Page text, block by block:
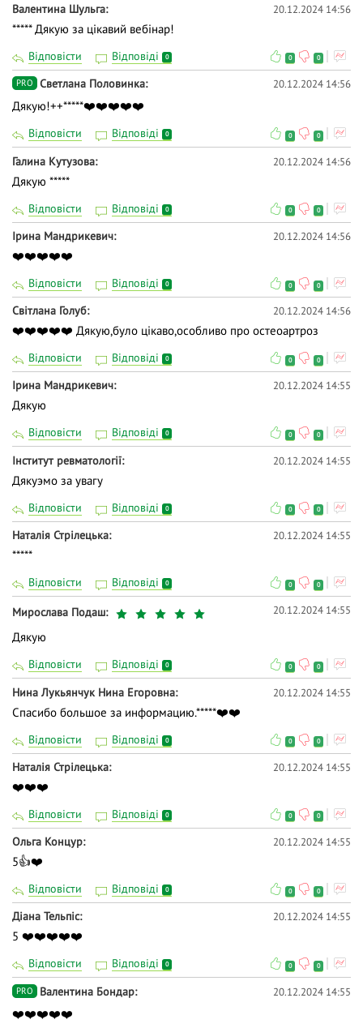
Валентина Шульга 20.12.2024 14:56
***** Дякую за цікавий вебінар!
Відповісти Відповіді 0 0 0
PRO Светлана Половинка 20.12.2024 14:56
Дякую!++*****❤️❤️❤️❤️❤️
Відповісти Відповіді 0 0 0
Галина Кутузова 20.12.2024 14:56
Дякую *****
Відповісти Відповіді 0 0 0
Ірина Мандрикевич 20.12.2024 14:56
❤️❤️❤️❤️❤️
Відповісти Відповіді 0 0 0
Світлана Голуб 20.12.2024 14:56
❤️❤️❤️❤️❤️ Дякую,було цікаво,особливо про остеоартроз
Відповісти Відповіді 0 0 0
Ірина Мандрикевич 20.12.2024 14:55
Дякую
Відповісти Відповіді 0 0 0
Інститут ревматології 20.12.2024 14:55
Дякуэмо за увагу
Відповісти Відповіді 0 0 0
Наталія Стрілецька 20.12.2024 14:55
*****
Відповісти Відповіді 0 0 0
Мирослава Подаш 20.12.2024 14:55
Дякую
Відповісти Відповіді 0 0 0
Нина Лукьянчук Нина Егоровна 20.12.2024 14:55
Спасибо большое за информацию.*****❤️❤️
Відповісти Відповіді 0 0 0
Наталія Стрілецька 20.12.2024 14:55
❤️❤️❤️
Відповісти Відповіді 0 0 0
Ольга Концур 20.12.2024 14:55
5👍❤️
Відповісти Відповіді 0 0 0
Діана Тельпіс 20.12.2024 14:55
5 ❤️❤️❤️❤️❤️
Відповісти Відповіді 0 0 0
PRO Валентина Бондар 20.12.2024 14:55
❤️❤️❤️❤️❤️